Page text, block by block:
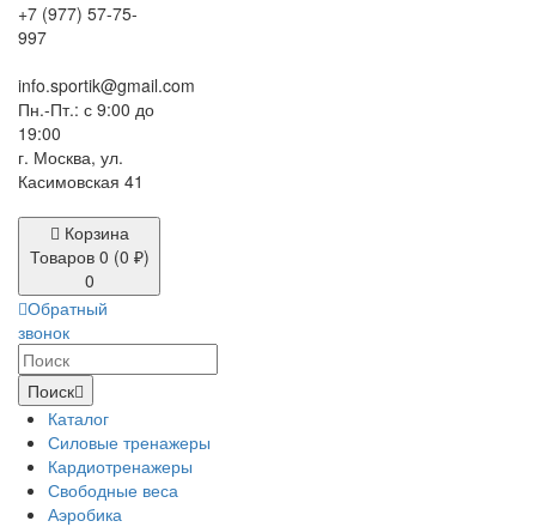
+7 (977) 57-75-
997
info.sportik@gmail.com
Пн.-Пт.: с 9:00 до
19:00
г. Москва, ул.
Касимовская 41
Корзина
Товаров 0 (0 ₽)
0
Обратный
звонок
Поиск
Каталог
Силовые тренажеры
Кардиотренажеры
Свободные веса
Аэробика